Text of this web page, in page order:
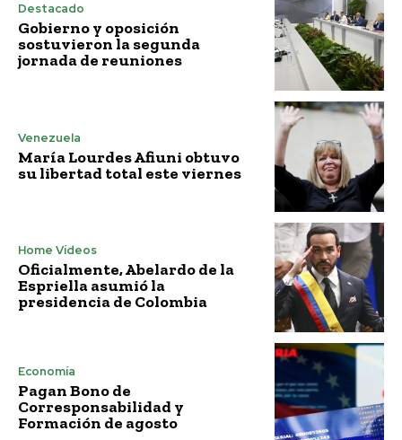
Destacado
Gobierno y oposición
sostuvieron la segunda
jornada de reuniones
Venezuela
María Lourdes Afiuni obtuvo
su libertad total este viernes
Home Vídeos
Oficialmente, Abelardo de la
Espriella asumió la
presidencia de Colombia
Economía
Pagan Bono de
Corresponsabilidad y
Formación de agosto